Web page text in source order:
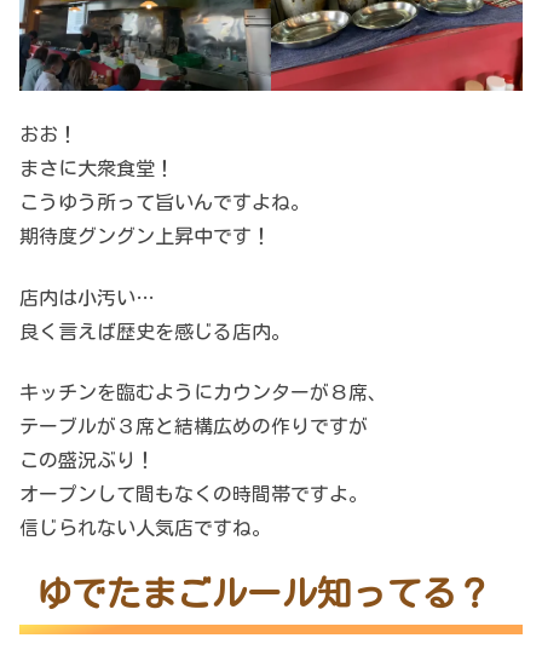
おお！
まさに大衆食堂！
こうゆう所って旨いんですよね。
期待度グングン上昇中です！
店内は小汚い…
良く言えば歴史を感じる店内。
キッチンを臨むようにカウンターが８席、
テーブルが３席と結構広めの作りですが
この盛況ぶり！
オープンして間もなくの時間帯ですよ。
信じられない人気店ですね。
ゆでたまごルール知ってる？